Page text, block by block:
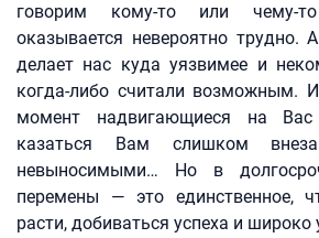
говорим кому-то или чему-
оказывается невероятно трудно.
делает нас куда уязвимее и
когда-либо считали возможным.
момент надвигающиеся на
казаться Вам слишком
невыносимыми… Но в
перемены — это единственное,
расти, добиваться успеха и